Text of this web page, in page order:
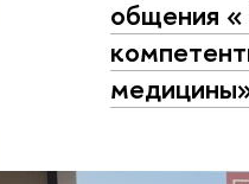
общения